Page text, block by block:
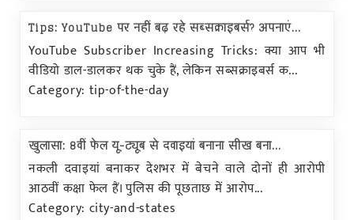
Tips: YouTube पर नहीं बढ़ रहे सब्सक्राइबर्स? अपनाएं...
YouTube Subscriber Increasing Tricks: क्या आप भी
वीडियो डाल-डालकर थक चुके हैं, लेकिन सब्सक्राइबर्स क...
Category: tip-of-the-day
खुलासा: 8वीं फेल यू-ट्यूब से दवाइयां बनाना सीख बना...
नकली दवाइयां बनाकर देशभर में बेचने वाले दोनों ही आरोपी
आठवीं कक्षा फेल हैं। पुलिस की पूछताछ में आरोप...
Category: city-and-states